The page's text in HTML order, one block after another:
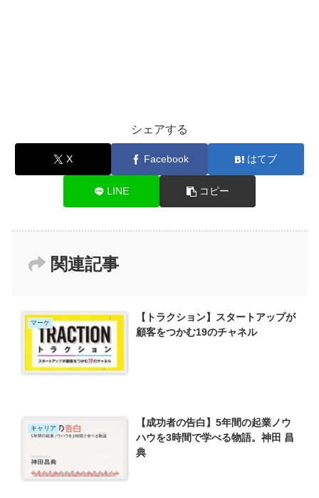
シェアする
X Facebook はてブ
LINE コピー
関連記事
マーケ
【トラクション】スタートアップが
顧客をつかむ19のチャネル
キャリア
【成功者の告白】5年間の起業ノウ
ハウを3時間で学べる物語。神田 昌
典